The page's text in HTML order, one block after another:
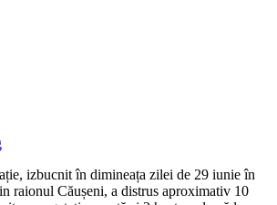
izbucnit în dimineața zilei de 29 iunie în
raionul Căușeni, a distrus aproximativ 10